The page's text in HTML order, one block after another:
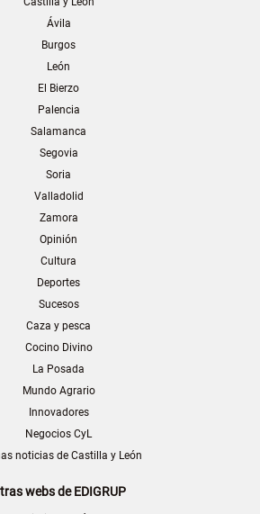
Ávila
Burgos
León
El Bierzo
Palencia
Salamanca
Segovia
Soria
Valladolid
Zamora
Opinión
Cultura
Deportes
Sucesos
Caza y pesca
Cocino Divino
La Posada
Mundo Agrario
Innovadores
Negocios CyL
noticias de Castilla y León
webs de EDIGRUP